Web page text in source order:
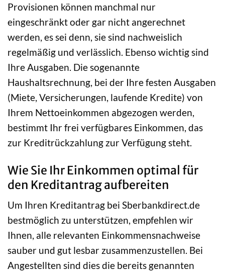
Provisionen können manchmal nur
eingeschränkt oder gar nicht angerechnet
werden, es sei denn, sie sind nachweislich
regelmäßig und verlässlich. Ebenso wichtig sind
Ihre Ausgaben. Die sogenannte
Haushaltsrechnung, bei der Ihre festen Ausgaben
(Miete, Versicherungen, laufende Kredite) von
Ihrem Nettoeinkommen abgezogen werden,
bestimmt Ihr frei verfügbares Einkommen, das
zur Kreditrückzahlung zur Verfügung steht.
Wie Sie Ihr Einkommen optimal für
den Kreditantrag aufbereiten
Um Ihren Kreditantrag bei Sberbankdirect.de
bestmöglich zu unterstützen, empfehlen wir
Ihnen, alle relevanten Einkommensnachweise
sauber und gut lesbar zusammenzustellen. Bei
Angestellten sind dies die bereits genannten